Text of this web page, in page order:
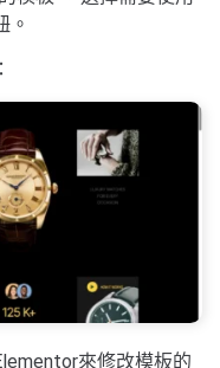
。
來修改模板的